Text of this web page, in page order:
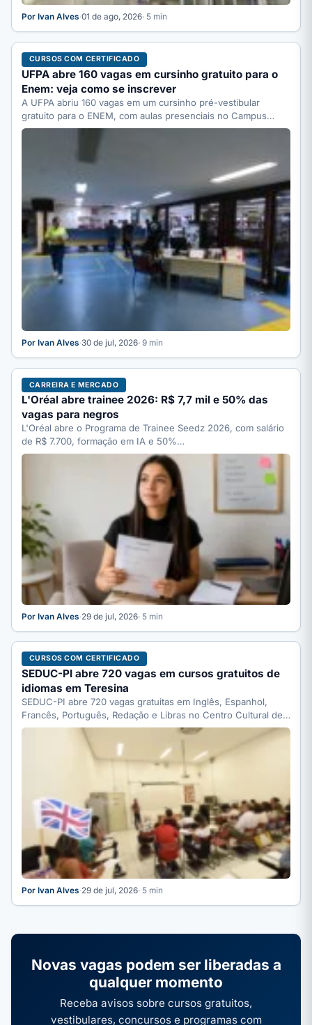
Por Ivan Alves·01 de ago, 2026· 5 min
CURSOS COM CERTIFICADO
UFPA abre 160 vagas em cursinho gratuito para o
Enem: veja como se inscrever
A UFPA abriu 160 vagas em um cursinho pré-vestibular
gratuito para o ENEM, com aulas presenciais no Campus…
Por Ivan Alves·30 de jul, 2026· 9 min
CARREIRA E MERCADO
L'Oréal abre trainee 2026: R$ 7,7 mil e 50% das
vagas para negros
L'Oréal abre o Programa de Trainee Seedz 2026, com salário
de R$ 7.700, formação em IA e 50%…
Por Ivan Alves·29 de jul, 2026· 5 min
CURSOS COM CERTIFICADO
SEDUC-PI abre 720 vagas em cursos gratuitos de
idiomas em Teresina
SEDUC-PI abre 720 vagas gratuitas em Inglês, Espanhol,
Francês, Português, Redação e Libras no Centro Cultural de
Línguas…
Por Ivan Alves·29 de jul, 2026· 5 min
Novas vagas podem ser liberadas a
qualquer momento
Receba avisos sobre cursos gratuitos,
vestibulares, concursos e programas com